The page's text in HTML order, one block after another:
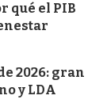
qué el PIB
2026: gran
y LDA